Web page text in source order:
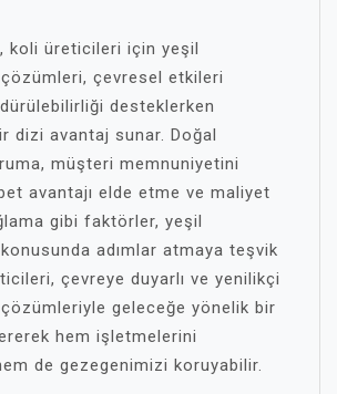
koli üreticileri için yeşil
çevresel etkileri
desteklerken
dizi avantaj sunar. Doğal
müşteri memnuniyetini
avantajı elde etme ve maliyet
gibi faktörler, yeşil
adımlar atmaya teşvik
çevreye duyarlı ve yenilikçi
geleceğe yönelik bir
hem işletmelerini
de gezegenimizi koruyabilir.